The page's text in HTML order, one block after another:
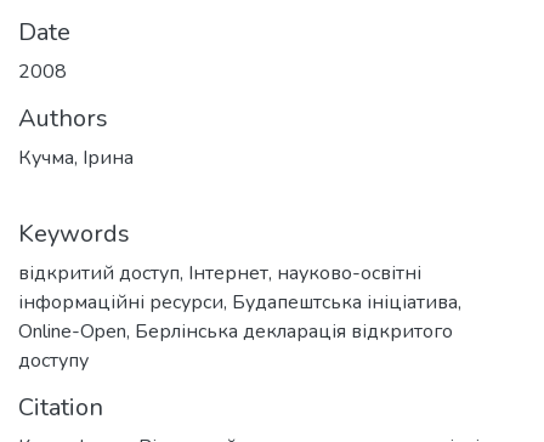
Date
2008
Authors
Кучма, Ірина
Keywords
відкритий доступ, Інтернет, науково-освітні
інформаційні ресурси, Будапештська ініціатива,
Online-Open, Берлінська декларація відкритого
доступу
Citation